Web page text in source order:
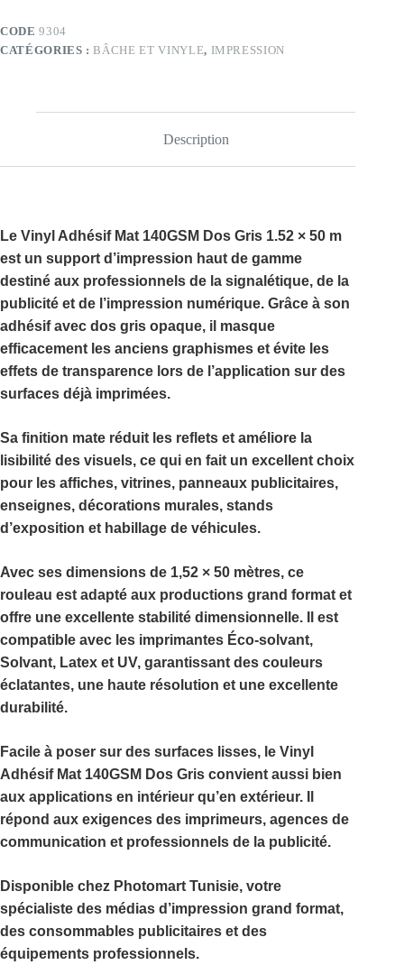
1.52X50M
CODE9304
CATÉGORIES :BÂCHE ET VINYLE, IMPRESSION
Description
Le Vinyl Adhésif Mat 140GSM Dos Gris 1.52 × 50 m
est un support d’impression haut de gamme
destiné aux professionnels de la signalétique, de la
publicité et de l’impression numérique. Grâce à son
adhésif avec dos gris opaque, il masque
efficacement les anciens graphismes et évite les
effets de transparence lors de l’application sur des
surfaces déjà imprimées.
Sa finition mate réduit les reflets et améliore la
lisibilité des visuels, ce qui en fait un excellent choix
pour les affiches, vitrines, panneaux publicitaires,
enseignes, décorations murales, stands
d’exposition et habillage de véhicules.
Avec ses dimensions de 1,52 × 50 mètres, ce
rouleau est adapté aux productions grand format et
offre une excellente stabilité dimensionnelle. Il est
compatible avec les imprimantes Éco-solvant,
Solvant, Latex et UV, garantissant des couleurs
éclatantes, une haute résolution et une excellente
durabilité.
Facile à poser sur des surfaces lisses, le Vinyl
Adhésif Mat 140GSM Dos Gris convient aussi bien
aux applications en intérieur qu’en extérieur. Il
répond aux exigences des imprimeurs, agences de
communication et professionnels de la publicité.
Disponible chez Photomart Tunisie, votre
spécialiste des médias d’impression grand format,
des consommables publicitaires et des
équipements professionnels.